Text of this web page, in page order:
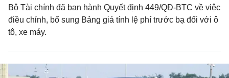
Bộ Tài chính đã ban hành Quyết định 449/QĐ-BTC về việc
điều chỉnh, bổ sung Bảng giá tính lệ phí trước bạ đối với ô
tô, xe máy.